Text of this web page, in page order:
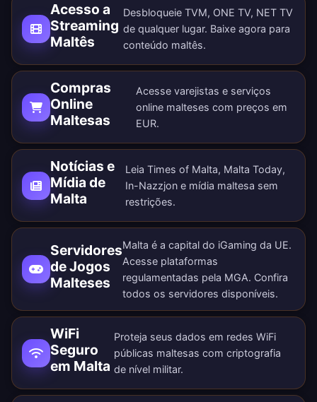
Acesso a
Streaming
Maltês
Desbloqueie TVM, ONE TV, NET TV
de qualquer lugar. Baixe agora para
conteúdo maltês.
Compras
Online
Maltesas
Acesse varejistas e serviços
online malteses com preços em
EUR.
Notícias e
Mídia de
Malta
Leia Times of Malta, Malta Today,
In-Nazzjon e mídia maltesa sem
restrições.
Servidores
de Jogos
Malteses
Malta é a capital do iGaming da UE.
Acesse plataformas
regulamentadas pela MGA. Confira
todos os servidores disponíveis.
WiFi
Seguro
em Malta
Proteja seus dados em redes WiFi
públicas maltesas com criptografia
de nível militar.